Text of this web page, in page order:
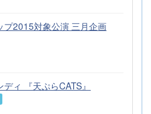
プ2015対象公演 三月企画
ィ 『天ぷらCATS』